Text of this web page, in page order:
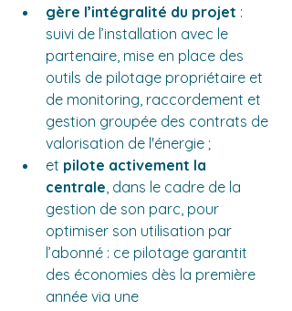
gère l’intégralité du projet :
suivi de l’installation avec le
partenaire, mise en place des
outils de pilotage propriétaire et
de monitoring, raccordement et
gestion groupée des contrats de
valorisation de l'énergie ;
et pilote activement la
centrale, dans le cadre de la
gestion de son parc, pour
optimiser son utilisation par
l’abonné : ce pilotage garantit
des économies dès la première
année via une